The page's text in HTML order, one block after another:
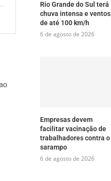
Rio Grande do Sul terá
chuva intensa e ventos
de até 100 km/h
6 de agosto de 2026
Empresas devem
facilitar vacinação de
trabalhadores contra o
sarampo
6 de agosto de 2026